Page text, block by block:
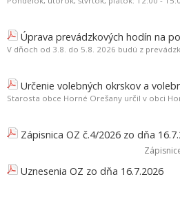
Úprava prevádzkových hodín na
V dňoch od 3.8. do 5.8. 2026 budú z
Určenie volebných okrskov a
Starosta obce Horné Orešany určil v obci
Zápisnica OZ č.4/2026 zo dňa
Uznesenia OZ zo dňa 16.7.2026